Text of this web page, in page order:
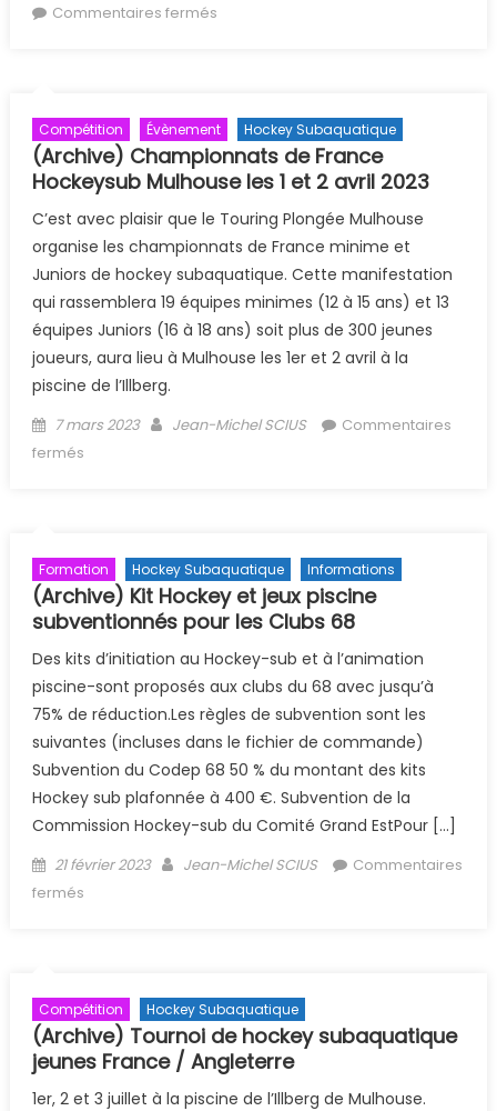
Commentaires fermés
Compétition Évènement Hockey Subaquatique
(Archive) Championnats de France
Hockeysub Mulhouse les 1 et 2 avril 2023
C’est avec plaisir que le Touring Plongée Mulhouse
organise les championnats de France minime et
Juniors de hockey subaquatique. Cette manifestation
qui rassemblera 19 équipes minimes (12 à 15 ans) et 13
équipes Juniors (16 à 18 ans) soit plus de 300 jeunes
joueurs, aura lieu à Mulhouse les 1er et 2 avril à la
piscine de l’Illberg.
Posted on
7 mars 2023 Author
Jean-Michel SCIUS
Commentaires
fermés
Formation Hockey Subaquatique Informations
(Archive) Kit Hockey et jeux piscine
subventionnés pour les Clubs 68
Des kits d’initiation au Hockey-sub et à l’animation
piscine-sont proposés aux clubs du 68 avec jusqu’à
75% de réduction.Les règles de subvention sont les
suivantes (incluses dans le fichier de commande)
Subvention du Codep 68 50 % du montant des kits
Hockey sub plafonnée à 400 €. Subvention de la
Commission Hockey-sub du Comité Grand EstPour […]
Posted on
21 février 2023 Author
Jean-Michel SCIUS
Commentaires
fermés
Compétition Hockey Subaquatique
(Archive) Tournoi de hockey subaquatique
jeunes France / Angleterre
1er, 2 et 3 juillet à la piscine de l’Illberg de Mulhouse.